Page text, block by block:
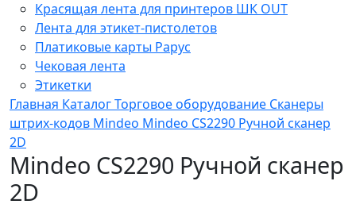
Красящая лента для принтеров ШК OUT
Лента для этикет-пистолетов
Платиковые карты Рарус
Чековая лента
Этикетки
Главная КаталогТорговое оборудование Сканеры
штрих-кодов Mindeo Mindeo CS2290 Ручной сканер
2D
Mindeo CS2290 Ручной сканер
2D